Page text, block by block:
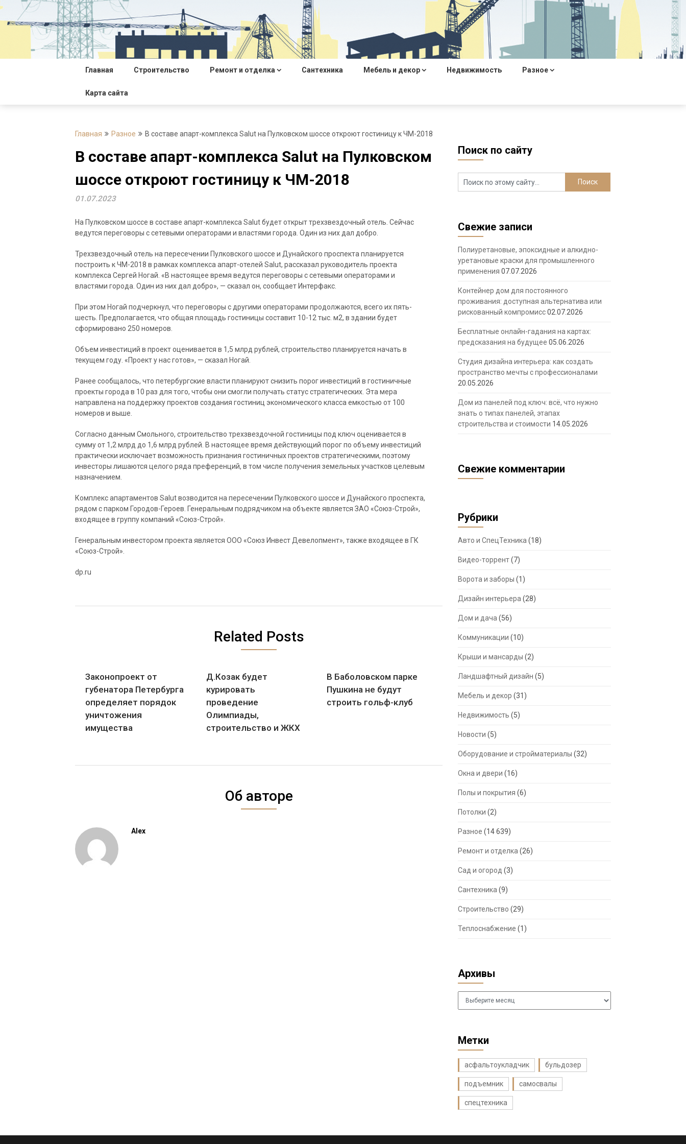
Перейти
содержимому
Главная Строительство Ремонт и отделка Сантехника Мебель и декор Недвижимость Разное
Карта сайта
Главная Разное В составе апарт-комплекса Salut на Пулковском шоссе откроют гостиницу к ЧМ-2018
В составе апарт-комплекса Salut на Пулковском
шоссе откроют гостиницу к ЧМ-2018
01.07.2023
На Пулковском шоссе в составе апарт-комплекса Salut будет открыт трехзвездочный отель. Сейчас
ведутся переговоры с сетевыми операторами и властями города. Один из них дал добро.
Трехзвездочный отель на пересечении Пулковского шоссе и Дунайского проспекта планируется
построить к ЧМ-2018 в рамках комплекса апарт-отелей Salut, рассказал руководитель проекта
комплекса Сергей Ногай. «В настоящее время ведутся переговоры с сетевыми операторами и
властями города. Один из них дал добро», — сказал он, сообщает Интерфакс.
При этом Ногай подчеркнул, что переговоры с другими операторами продолжаются, всего их пять-
шесть. Предполагается, что общая площадь гостиницы составит 10-12 тыс. м2, в здании будет
сформировано 250 номеров.
Объем инвестиций в проект оценивается в 1,5 млрд рублей, строительство планируется начать в
текущем году. «Проект у нас готов», — сказал Ногай.
Ранее сообщалось, что петербургские власти планируют снизить порог инвестиций в гостиничные
проекты города в 10 раз для того, чтобы они смогли получать статус стратегических. Эта мера
направлена на поддержку проектов создания гостиниц экономического класса емкостью от 100
номеров и выше.
Согласно данным Смольного, строительство трехзвездочной гостиницы под ключ оценивается в
сумму от 1,2 млрд до 1,6 млрд рублей. В настоящее время действующий порог по объему инвестиций
практически исключает возможность признания гостиничных проектов стратегическими, поэтому
инвесторы лишаются целого ряда преференций, в том числе получения земельных участков целевым
назначением.
Комплекс апартаментов Salut возводится на пересечении Пулковского шоссе и Дунайского проспекта,
рядом с парком Городов-Героев. Генеральным подрядчиком на объекте является ЗАО «Союз-Строй»,
входящее в группу компаний «Союз-Строй».
Генеральным инвестором проекта является ООО «Союз Инвест Девелопмент», также входящее в ГК
«Союз-Строй».
dp.ru
Related Posts
Законопроект от
губенатора Петербурга
определяет порядок
уничтожения
имущества
Д.Козак будет
курировать
проведение
Олимпиады,
строительство и ЖКХ
В Баболовском парке
Пушкина не будут
строить гольф-клуб
Об авторе
Alex
Поиск по сайту
Свежие записи
Полиуретановые, эпоксидные и алкидно-
уретановые краски для промышленного
применения 07.07.2026
Контейнер дом для постоянного
проживания: доступная альтернатива или
рискованный компромисс02.07.2026
Бесплатные онлайн-гадания на картах:
предсказания на будущее 05.06.2026
Студия дизайна интерьера: как создать
пространство мечты с профессионалами
20.05.2026
Дом из панелей под ключ: всё, что нужно
знать о типах панелей, этапах
строительства и стоимости 14.05.2026
Свежие комментарии
Рубрики
Авто и СпецТехника (18)
Видео-торрент(7)
Ворота и заборы (1)
Дизайн интерьера (28)
Дом и дача (56)
Коммуникации (10)
Крыши и мансарды (2)
Ландшафтный дизайн (5)
Мебель и декор (31)
Недвижимость (5)
Новости (5)
Оборудование и стройматериалы (32)
Окна и двери (16)
Полы и покрытия (6)
Потолки (2)
Разное (14 639)
Ремонт и отделка (26)
Сад и огород (3)
Сантехника (9)
Строительство (29)
Теплоснабжение (1)
Архивы
Архивы
Метки
асфальтоукладчик бульдозер
подъемник самосвалы
спецтехника